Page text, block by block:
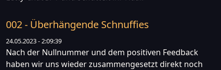
002 - Überhängende Schnuffies
24.05.2023 - 2:09:39
Nach der Nullnummer und dem positiven Feedback
haben wir uns wieder zusammengesetzt direkt noch